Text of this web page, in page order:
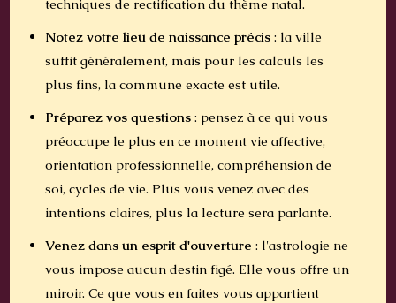
techniques de rectification du thème natal.
Notez votre lieu de naissance précis : la ville
suffit généralement, mais pour les calculs les
plus fins, la commune exacte est utile.
Préparez vos questions : pensez à ce qui vous
préoccupe le plus en ce moment vie affective,
orientation professionnelle, compréhension de
soi, cycles de vie. Plus vous venez avec des
intentions claires, plus la lecture sera parlante.
Venez dans un esprit d'ouverture : l'astrologie ne
vous impose aucun destin figé. Elle vous offre un
miroir. Ce que vous en faites vous appartient